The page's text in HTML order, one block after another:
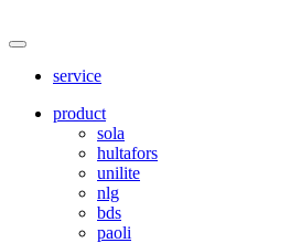
サ
メ
service
product
sola
hultafors
unilite
nlg
bds
paoli